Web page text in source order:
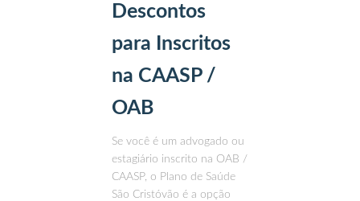
Descontos
para Inscritos
na CAASP /
OAB
Se você é um advogado ou
estagiário inscrito na OAB /
CAASP, o Plano de Saúde
São Cristóvão é a opção